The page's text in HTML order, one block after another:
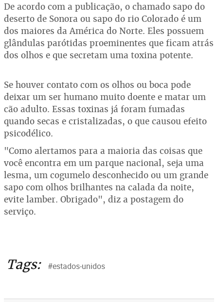
De acordo com a publicação, o chamado sapo do
deserto de Sonora ou sapo do rio Colorado é um
dos maiores da América do Norte. Eles possuem
glândulas parótidas proeminentes que ficam atrás
dos olhos e que secretam uma toxina potente.
Se houver contato com os olhos ou boca pode
deixar um ser humano muito doente e matar um
cão adulto. Essas toxinas já foram fumadas
quando secas e cristalizadas, o que causou efeito
psicodélico.
"Como alertamos para a maioria das coisas que
você encontra em um parque nacional, seja uma
lesma, um cogumelo desconhecido ou um grande
sapo com olhos brilhantes na calada da noite,
evite lamber. Obrigado", diz a postagem do
serviço.
Tags: #estados-unidos